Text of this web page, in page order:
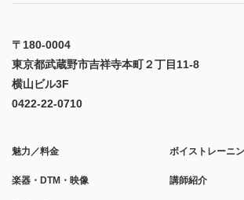
〒180-0004
東京都武蔵野市吉祥寺本町２丁目11-8
横山ビル3F
0422-22-0710
魅力／料金 ボイストレーニ
楽器・DTM・映像 講師紹介